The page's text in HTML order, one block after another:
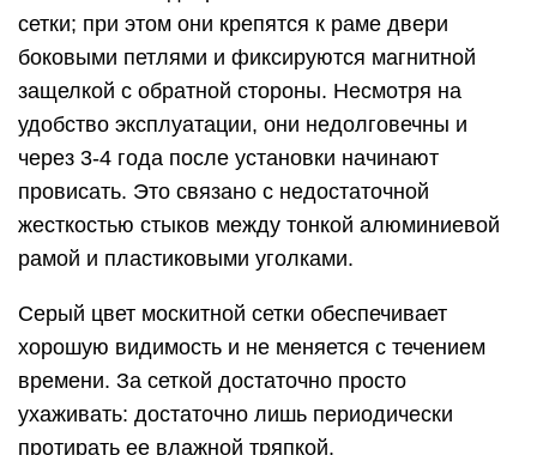
На дизайн окна, фото образцов которого
представлены у нас на сайте, влияет размер
пластиковой конструкции, а также общий стиль в
интерьере. Так, изделие небольшого размера
лучше окрашивать в светлых тонах. Белые рамы
для светового проема будут визуально
увеличивать комнату. Также в этом случае
предпочтительнее выбрать для декора римские
шторы или занавески из легкой ткани неброского
цвета. Пышные гардины со складками будут
неуместны. Если у вас узкое окно,
рекомендуется приобрести на него
горизонтальные жалюзи, поскольку поперечные